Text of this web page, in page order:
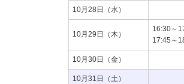
10月28日（水）
10月29日（木）
16:30～
17:45～
10月30日（金）
10月31日（土）